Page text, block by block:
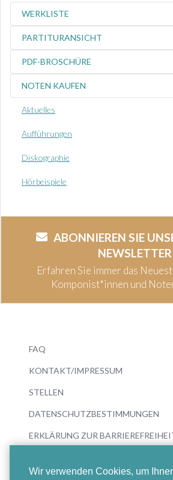
Wir verwenden Cookies, um
WERKLISTE
PARTITURANSICHT
PDF-BROSCHÜRE
NOTEN KAUFEN
Aktuelles
Aufführungen
Diskographie
Hörbeispiele
ABONNIEREN SIE
NEWSLETTER
Erfahren Sie immer das
Komponist*innen und
FAQ
KONTAKT/IMPRESSUM
STELLEN
DATENSCHUTZBESTIMMUNGEN
ERKLÄRUNG ZUR